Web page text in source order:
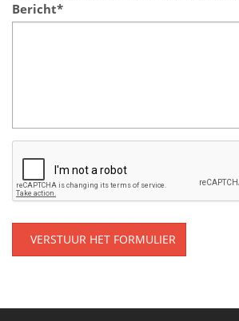
Bericht*
VERSTUUR HET FORMULIER